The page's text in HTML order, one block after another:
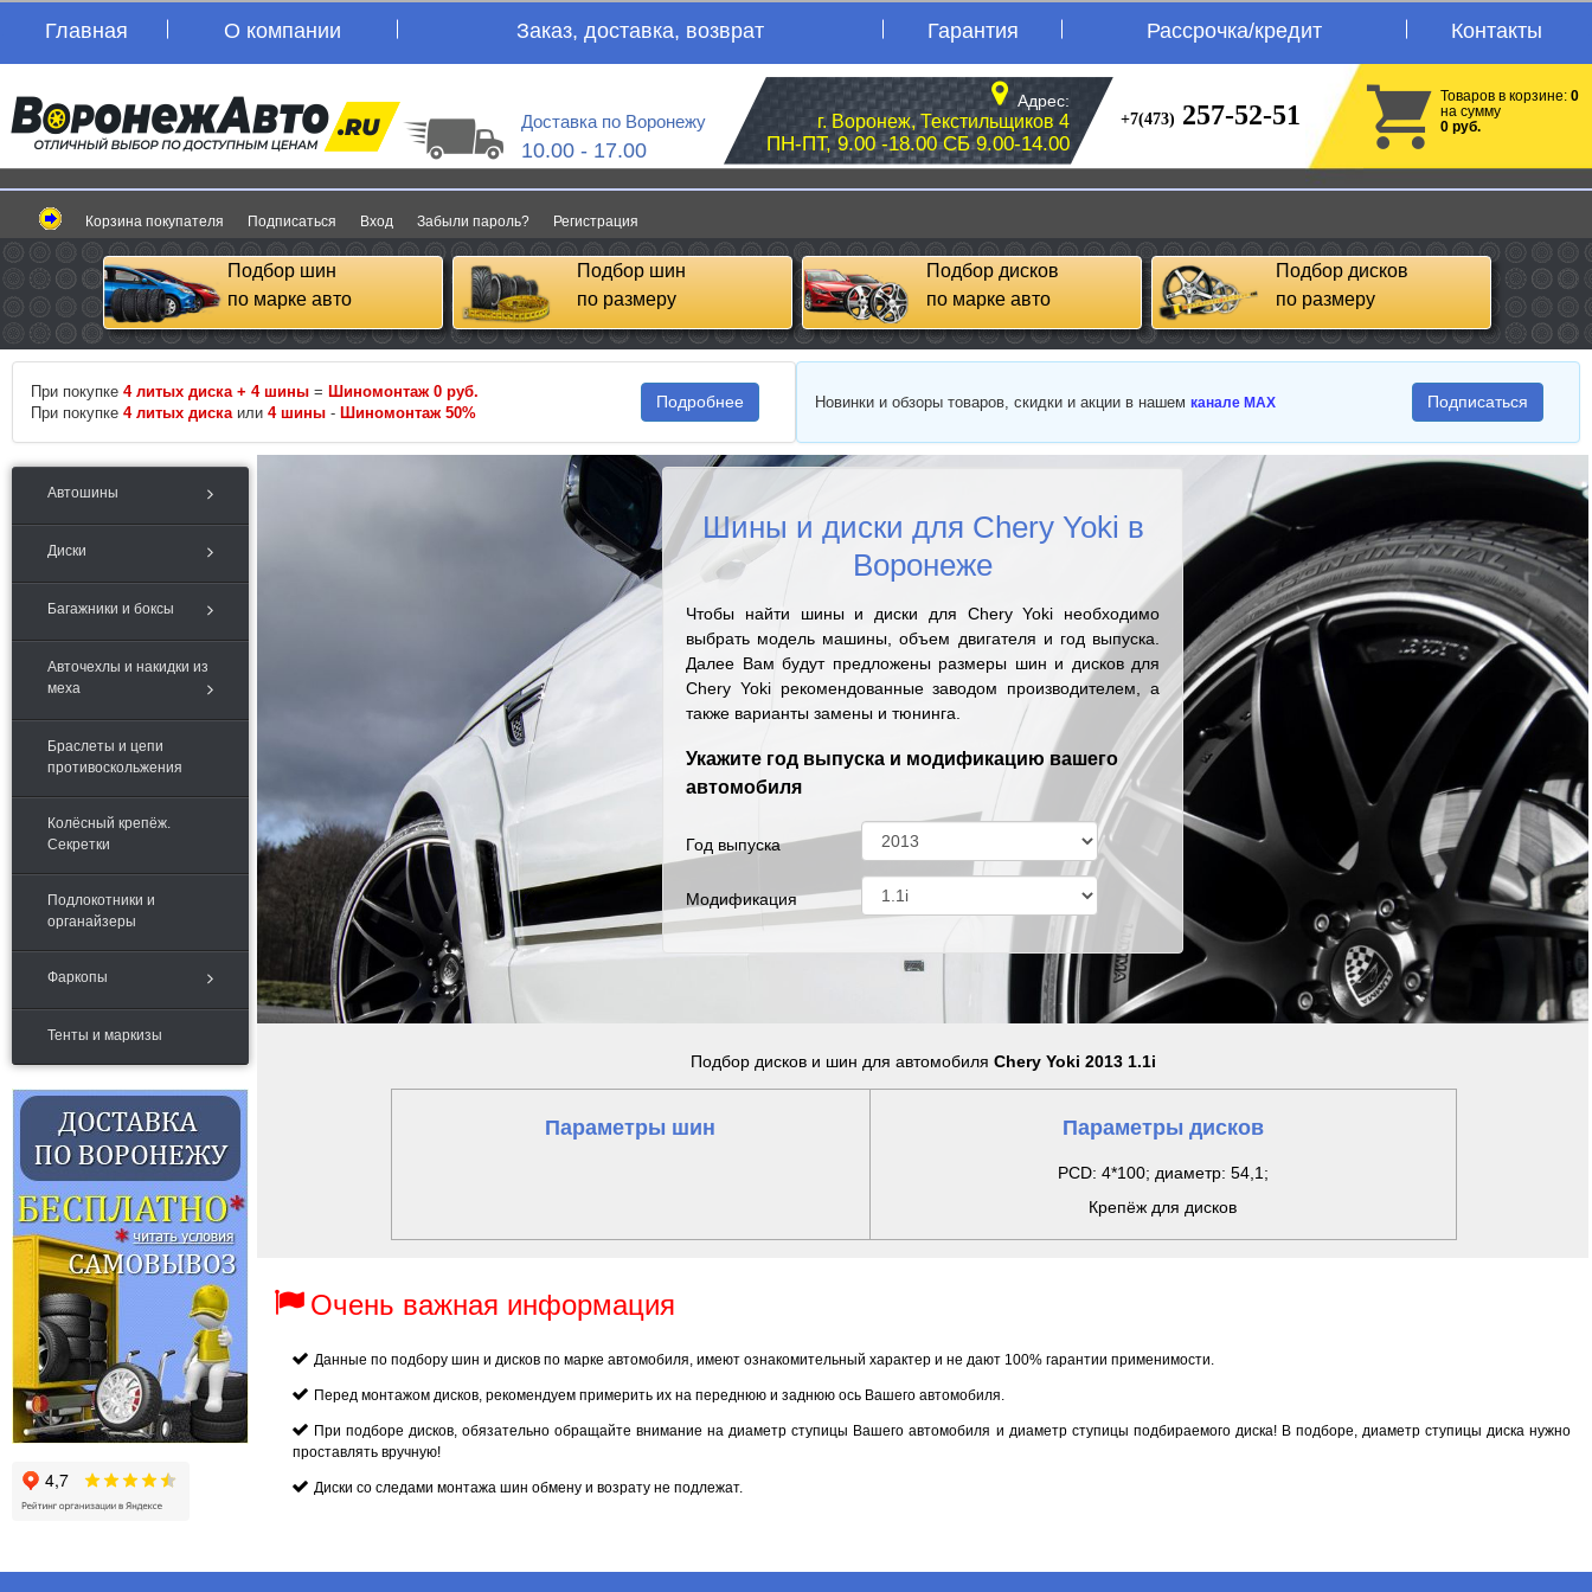
Главная О компании Заказ, доставка, возврат Гарантия Рассрочка/кредит Контакты
Доставка по Воронежу
10.00 - 17.00
Адрес:
г. Воронеж, Текстильщиков 4
ПН-ПТ, 9.00 -18.00 СБ 9.00-14.00
+7(473) 257-52-51
Товаров в корзине: 0
на сумму
0 руб.
Корзина покупателя Подписаться Вход Забыли пароль? Регистрация
Подбор шин
по марке авто
Подбор шин
по размеру
Подбор дисков
по марке авто
Подбор дисков
по размеру
При покупке 4 литых диска + 4 шины = Шиномонтаж 0 руб.
При покупке 4 литых диска или 4 шины - Шиномонтаж 50%
Подробнее Новинки и обзоры товаров, скидки и акции в нашем канале MAX Подписаться
Автошины
Диски
Багажники и боксы
Авточехлы и накидки из
меха
Браслеты и цепи
противоскольжения
Колёсный крепёж.
Секретки
Подлокотники и
органайзеры
Фаркопы
Тенты и маркизы
Шины и диски для Chery Yoki в
Воронеже
Чтобы найти шины и диски для Chery Yoki необходимо
выбрать модель машины, объем двигателя и год выпуска.
Далее Вам будут предложены размеры шин и дисков для
Chery Yoki рекомендованные заводом производителем, а
также варианты замены и тюнинга.
Укажите год выпуска и модификацию вашего
автомобиля
Год выпуска
Модификация
Подбор дисков и шин для автомобиля Chery Yoki 2013 1.1i
Параметры шин Параметры дисков
PCD: 4*100; диаметр: 54,1;
Крепёж для дисков
Очень важная информация
Данные по подбору шин и дисков по марке автомобиля, имеют ознакомительный характер и не дают 100% гарантии применимости.
Перед монтажом дисков, рекомендуем примерить их на переднюю и заднюю ось Вашего автомобиля.
При подборе дисков, обязательно обращайте внимание на диаметр ступицы Вашего автомобиля и диаметр ступицы подбираемого диска! В подборе, диаметр ступицы диска нужно
проставлять вручную!
Диски со следами монтажа шин обмену и возрату не подлежат.